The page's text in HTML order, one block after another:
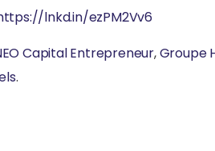
lnkd.in/ezPM2Vv6
Capital Entrepreneur,Groupe
.